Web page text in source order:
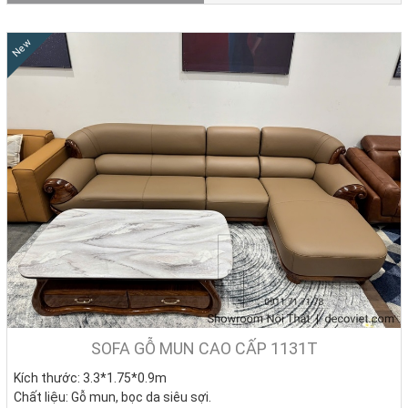
New
SOFA GỖ MUN CAO CẤP 1131T
Kích thước: 3.3*1.75*0.9m
Chất liệu: Gỗ mun, bọc da siêu sợi.